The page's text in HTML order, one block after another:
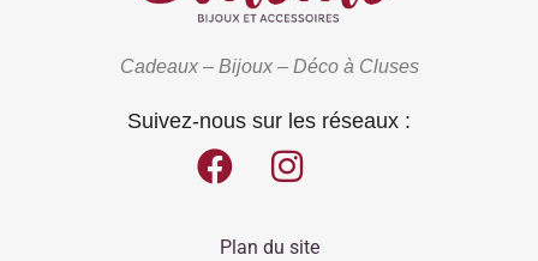
Cadeaux – Bijoux – Déco à Cluses
Suivez-nous sur les réseaux :
Plan du site